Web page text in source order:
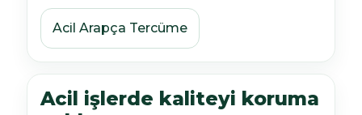
Acil Arapça Tercüme
Acil işlerde kaliteyi koruma